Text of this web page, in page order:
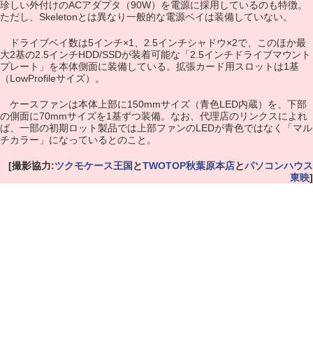
珍しい外付けのACアダプタ（90W）を電源に採用しているのも特徴。
ただし、Skeletonとは異なり一般的な電源ベイは装備していない。
ドライブベイ数は5インチ×1、2.5インチシャドウ×2で、このほか最
大2基の2.5インチHDD/SSDが装着可能な「2.5インチドライブマウント
プレート」を本体側面に装備している。拡張カード用スロットは1基
（LowProfileサイズ）。
ケースファンは本体上部に150mmサイズ（青色LED内蔵）を、下部
の側面に70mmサイズを1基ずつ装備。なお、代理店のリンクスによれ
ば、一部の初期ロット製品では上部ファンのLEDが青色ではなく「マル
チカラー」になっているとのこと。
[撮影協力:ツクモケース王国 とTWOTOP秋葉原本店とパソコンハウス
東映]